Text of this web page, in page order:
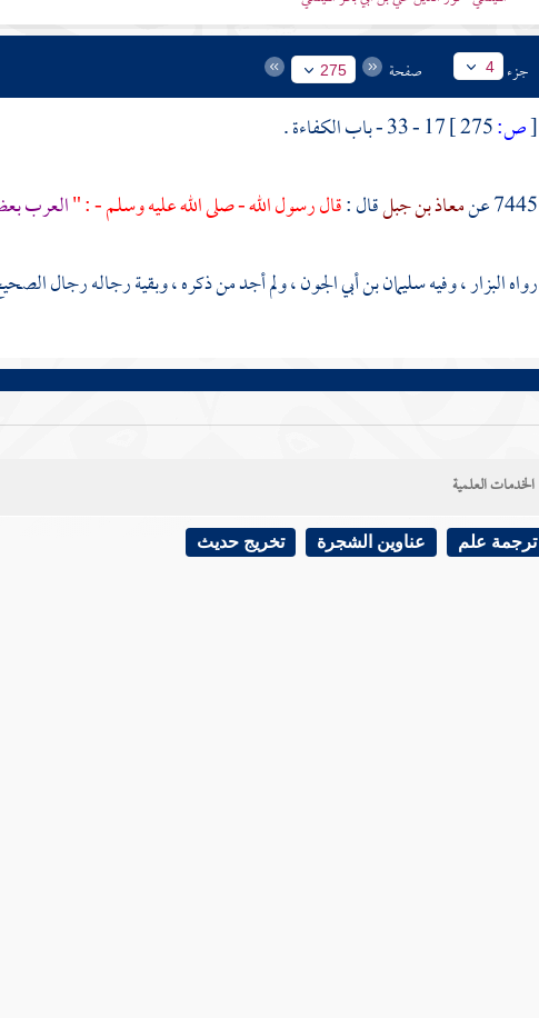
جزء 4 صفحة 275
[ص:
17 - 33 - باب الكفاءة .
7445 عن
معاذ بن جبلقال :قال رسول الله - صلى الله عليه وسلم - : "العرب
رواهالبزار، وفيهسليمان بن أبي الجون، ولم أجد من ذكره ، وبقية رجاله رجال
الخدمات العلمية
ترجمة علم عناوين الشجرة تخريج حديث